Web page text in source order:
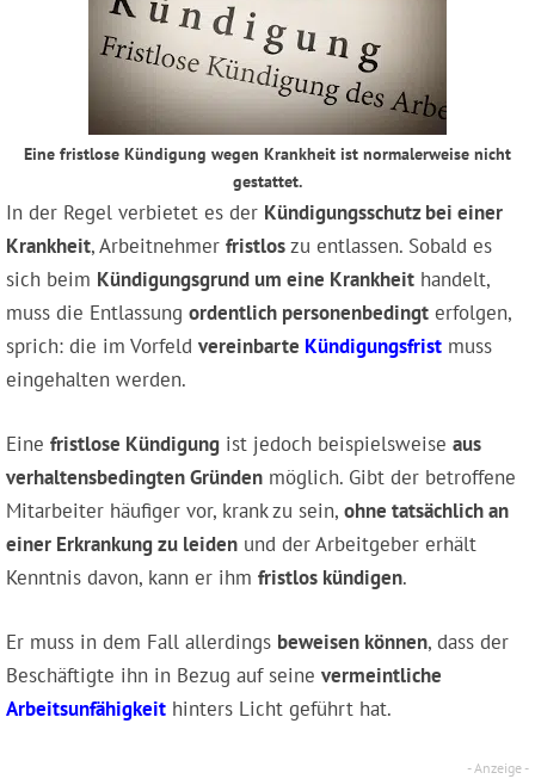
Eine fristlose Kündigung wegen Krankheit ist normalerweise nicht
gestattet.
In der Regel verbietet es der Kündigungsschutz bei einer
Krankheit, Arbeitnehmer fristloszu entlassen. Sobald es
sich beim Kündigungsgrund um eine Krankheit handelt,
muss die Entlassung ordentlich personenbedingt erfolgen,
sprich: die im Vorfeld vereinbarte Kündigungsfrist muss
eingehalten werden.
Eine fristlose Kündigung ist jedoch beispielsweise aus
verhaltensbedingten Gründen möglich. Gibt der betroffene
Mitarbeiter häufiger vor, krank zu sein, ohne tatsächlich an
einer Erkrankung zu leiden und der Arbeitgeber erhält
Kenntnis davon, kann er ihm fristlos kündigen.
Er muss in dem Fall allerdings beweisen können, dass der
Beschäftigte ihn in Bezug auf seine vermeintliche
Arbeitsunfähigkeit hinters Licht geführt hat.